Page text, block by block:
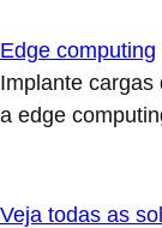
Edge computing
Implante cargas
a edge
Veja todas as